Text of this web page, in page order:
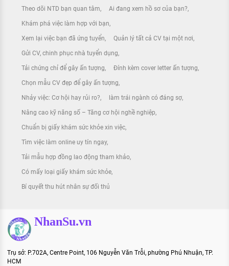
Theo dõi NTD bạn quan tâm Ai đang xem hồ sơ của bạn?
Khám phá việc làm hợp với bạn
Xem lại việc bạn đã ứng tuyển Quản lý tất cả CV tại một nơi
Gửi CV, chinh phục nhà tuyển dụng
Tải chứng chỉ để gây ấn tượng Đính kèm cover letter ấn tượng
Chọn mẫu CV đẹp để gây ấn tượng
Nhảy việc: Cơ hội hay rủi ro? làm trái ngành có đáng sợ
Nâng cao kỹ năng số – Tăng cơ hội nghề nghiệp
Chuẩn bị giấy khám sức khỏe xin việc
Tìm việc làm online uy tín ngay
Tải mẫu hợp đồng lao động tham khảo
Có mấy loại giấy khám sức khỏe
Bí quyết thu hút nhân sự đối thủ
NhanSu.vn
Trụ sở: P.702A, Centre Point, 106 Nguyễn Văn Trỗi, phường Phú Nhuận, TP.
HCM